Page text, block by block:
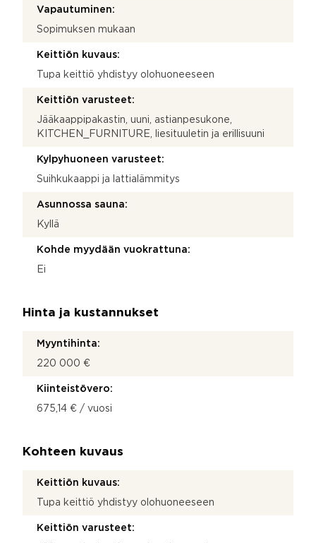
Vapautuminen:
Sopimuksen mukaan
Keittiön kuvaus:
Tupa keittiö yhdistyy olohuoneeseen
Keittiön varusteet:
Jääkaappipakastin, uuni, astianpesukone,
KITCHEN_FURNITURE, liesituuletin ja erillisuuni
Kylpyhuoneen varusteet:
Suihkukaappi ja lattialämmitys
Asunnossa sauna:
Kyllä
Kohde myydään vuokrattuna:
Ei
Hinta ja kustannukset
Myyntihinta:
220 000 €
Kiinteistövero:
675,14 € / vuosi
Kohteen kuvaus
Keittiön kuvaus:
Tupa keittiö yhdistyy olohuoneeseen
Keittiön varusteet: